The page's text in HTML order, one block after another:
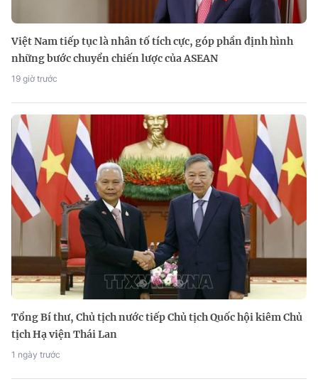
Việt Nam tiếp tục là nhân tố tích cực, góp phần định hình
những bước chuyển chiến lược của ASEAN
19 giờ trước
Tổng Bí thư, Chủ tịch nước tiếp Chủ tịch Quốc hội kiêm Chủ
tịch Hạ viện Thái Lan
1 ngày trước